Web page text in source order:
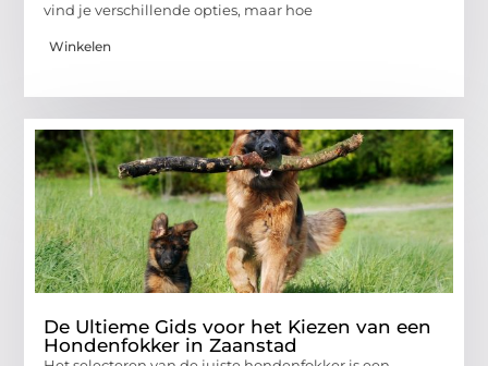
vind je verschillende opties, maar hoe
Winkelen
De Ultieme Gids voor het Kiezen van een
Hondenfokker in Zaanstad